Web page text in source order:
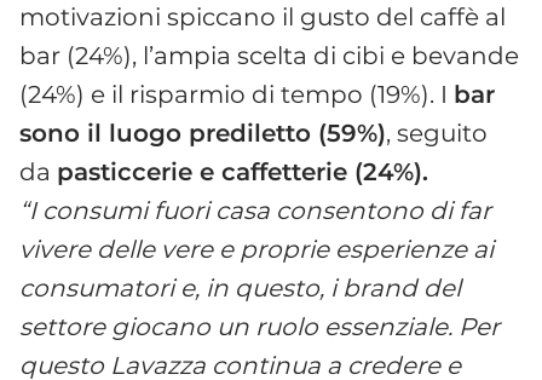
motivazioni spiccano il gusto del caffè al
bar (24%), l’ampia scelta di cibi e bevande
(24%) e il risparmio di tempo (19%). I bar
sono il luogo prediletto (59%), seguito
da pasticcerie e caffetterie (24%).
“I consumi fuori casa consentono di far
vivere delle vere e proprie esperienze ai
consumatori e, in questo, i brand del
settore giocano un ruolo essenziale. Per
questo Lavazza continua a credere e